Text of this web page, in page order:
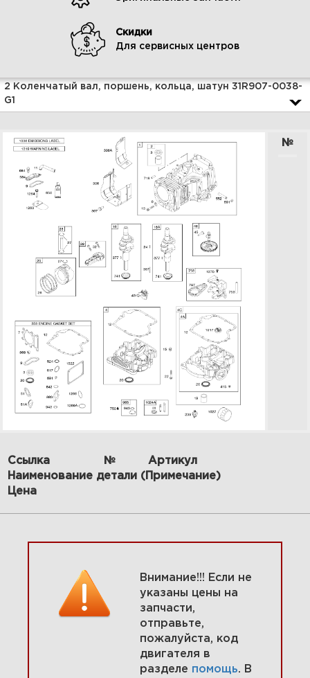
карбюратора 31R907-0038-G1
4 Магнето, регулятор,
электрический стартер
31R907-0038-G1
Увеличить
5 Головка цилиндра, комплект
Увеличить
Скидки
Для сервисных центров
2 Коленчатый вал, поршень, кольца, шатун 31R907-0038-
G1
№
Ссылка №
Артикул
Наименование детали (Примечание)
Цена
Внимание!!! Если не
указаны цены на
запчасти,
отправьте,
пожалуйста, код
двигателя в
разделе помощь. В